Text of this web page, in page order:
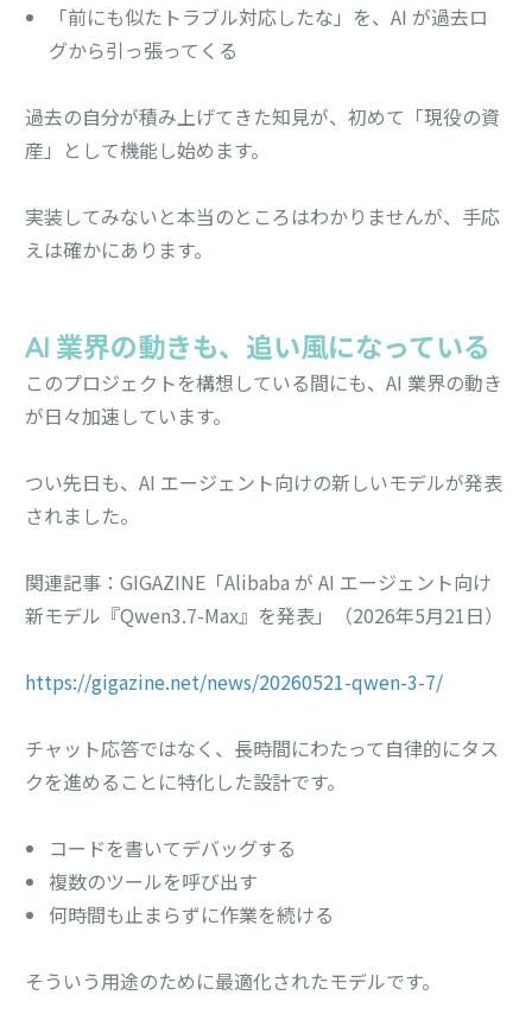
「前にも似たトラブル対応したな」を、AI が過去ロ
グから引っ張ってくる
過去の自分が積み上げてきた知見が、初めて「現役の資
産」として機能し始めます。
実装してみないと本当のところはわかりませんが、手応
えは確かにあります。
AI 業界の動きも、追い風になっている
このプロジェクトを構想している間にも、AI 業界の動き
が日々加速しています。
つい先日も、AI エージェント向けの新しいモデルが発表
されました。
関連記事：GIGAZINE「Alibaba が AI エージェント向け
新モデル『Qwen3.7-Max』を発表」（2026年5月21日）
https://gigazine.net/news/20260521-qwen-3-7/
チャット応答ではなく、長時間にわたって自律的にタス
クを進めることに特化した設計です。
コードを書いてデバッグする
複数のツールを呼び出す
何時間も止まらずに作業を続ける
そういう用途のために最適化されたモデルです。